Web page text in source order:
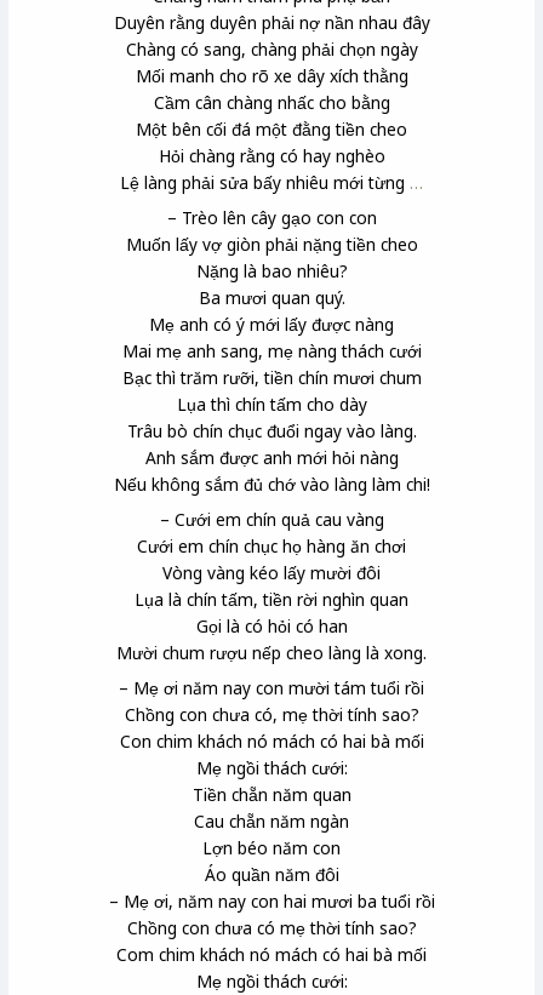
Duyên rằng duyên phải nợ nần nhau đây
Chàng có sang, chàng phải chọn ngày
Mối manh cho rõ xe dây xích thằng
Cầm cân chàng nhấc cho bằng
Một bên cối đá một đằng tiền cheo
Hỏi chàng rằng có hay nghèo
Lệ làng phải sửa bấy nhiêu mới từng …
– Trèo lên cây gạo con con
Muốn lấy vợ giòn phải nặng tiền cheo
Nặng là bao nhiêu?
Ba mươi quan quý.
Mẹ anh có ý mới lấy được nàng
Mai mẹ anh sang, mẹ nàng thách cưới
Bạc thì trăm rưỡi, tiền chín mươi chum
Lụa thì chín tấm cho dày
Trâu bò chín chục đuổi ngay vào làng.
Anh sắm được anh mới hỏi nàng
Nếu không sắm đủ chớ vào làng làm chi!
– Cưới em chín quả cau vàng
Cưới em chín chục họ hàng ăn chơi
Vòng vàng kéo lấy mười đôi
Lụa là chín tấm, tiền rời nghìn quan
Gọi là có hỏi có han
Mười chum rượu nếp cheo làng là xong.
– Mẹ ơi năm nay con mười tám tuổi rồi
Chồng con chưa có, mẹ thời tính sao?
Con chim khách nó mách có hai bà mối
Mẹ ngồi thách cưới:
Tiền chẵn năm quan
Cau chẵn năm ngàn
Lợn béo năm con
Áo quần năm đôi
– Mẹ ơi, năm nay con hai mươi ba tuổi rồi
Chồng con chưa có mẹ thời tính sao?
Com chim khách nó mách có hai bà mối
Mẹ ngồi thách cưới: